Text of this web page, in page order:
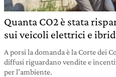
Quanta CO2 è stata
sui veicoli elettrici e
A porsi la domanda è la Corte dei
diffusi riguardano vendite e
per l’ambiente.